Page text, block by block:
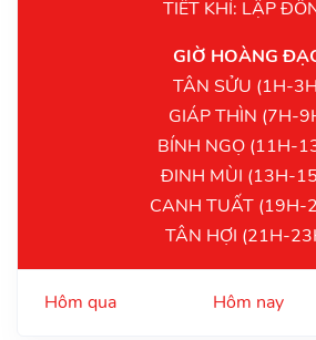
TIẾT KHÍ: LẬP
GIỜ HOÀNG
TÂN SỬU (1H-
GIÁP THÌN (7H-
BÍNH NGỌ (11H-
ĐINH MÙI (13H-
CANH TUẤT (19H-
TÂN HỢI (21H-
Hôm qua Hôm nay